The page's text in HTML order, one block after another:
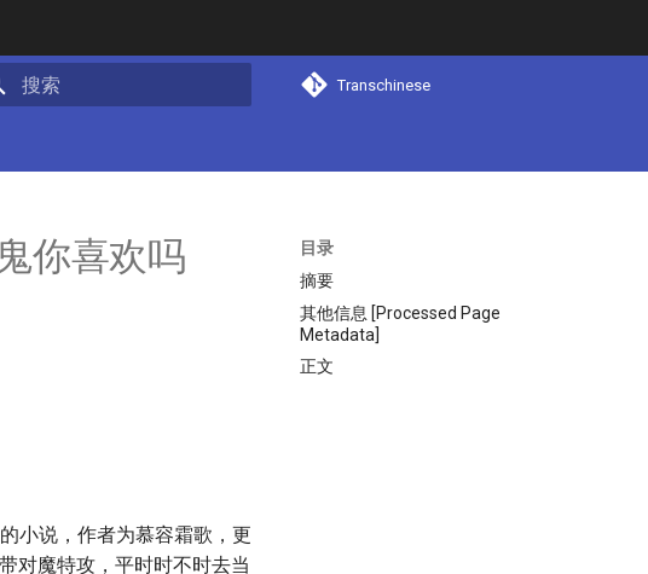
Transchinese
目录
摘要
其他信息 [Processed Page
Metadata]
正文
你喜欢吗
小说，作者为慕容霜歌，更
对魔特攻，平时时不时去当